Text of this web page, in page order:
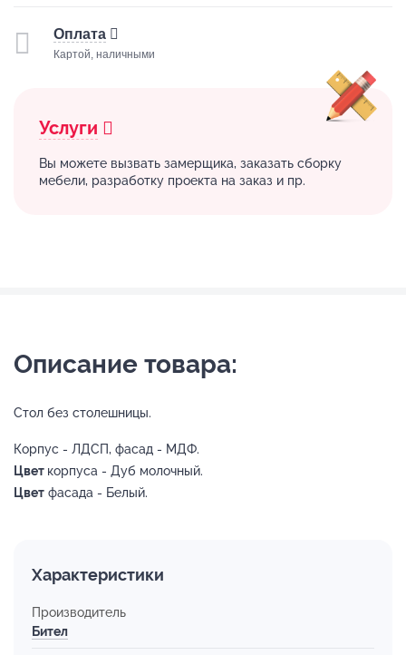
Оплата
Картой, наличными
Услуги
Вы можете вызвать замерщика, заказать сборку
мебели, разработку проекта на заказ и пр.
Описание товара:
Стол без столешницы.
Корпус - ЛДСП, фасад - МДФ.
Цвет корпуса - Дуб молочный.
Цвет фасада - Белый.
Характеристики
Производитель
Бител